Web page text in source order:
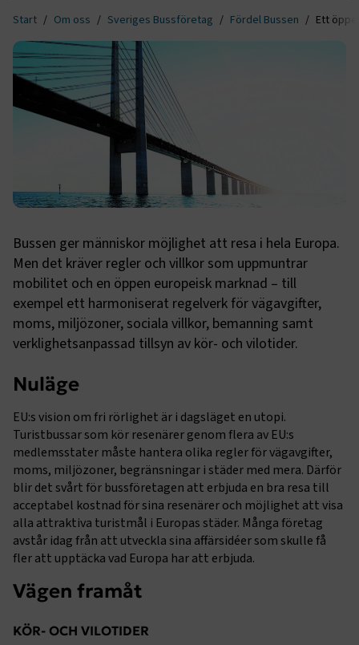
Start Om oss Sveriges Bussföretag Fördel Bussen Ett
Bussen ger människor möjlighet att resa i hela Europa.
Men det kräver regler och villkor som uppmuntrar
mobilitet och en öppen europeisk marknad – till
exempel ett harmoniserat regelverk för vägavgifter,
moms, miljözoner, sociala villkor, bemanning samt
verklighetsanpassad tillsyn av kör- och vilotider.
Nuläge
EU:s vision om fri rörlighet är i dagsläget en utopi.
Turistbussar som kör resenärer genom flera av EU:s
medlemsstater måste hantera olika regler för vägavgifter,
moms, miljözoner, begränsningar i städer med mera. Därför
blir det svårt för bussföretagen att erbjuda en bra resa till
acceptabel kostnad för sina resenärer och möjlighet att visa
alla attraktiva turistmål i Europas städer. Många företag
avstår idag från att utveckla sina affärsidéer som skulle få
fler att upptäcka vad Europa har att erbjuda.
Vägen framåt
KÖR- OCH VILOTIDER